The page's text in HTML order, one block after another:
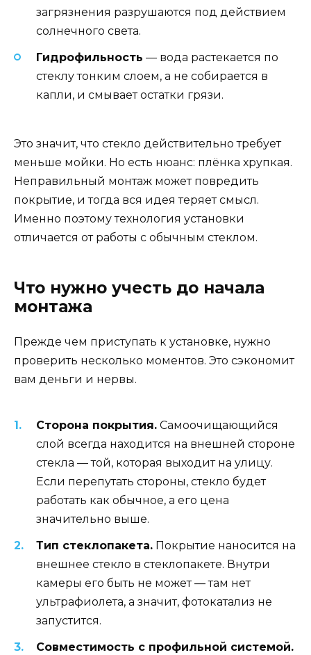
загрязнения разрушаются под действием
солнечного света.
Гидрофильность — вода растекается по
стеклу тонким слоем, а не собирается в
капли, и смывает остатки грязи.
Это значит, что стекло действительно требует
меньше мойки. Но есть нюанс: плёнка хрупкая.
Неправильный монтаж может повредить
покрытие, и тогда вся идея теряет смысл.
Именно поэтому технология установки
отличается от работы с обычным стеклом.
Что нужно учесть до начала
монтажа
Прежде чем приступать к установке, нужно
проверить несколько моментов. Это сэкономит
вам деньги и нервы.
Сторона покрытия. Самоочищающийся
слой всегда находится на внешней стороне
стекла — той, которая выходит на улицу.
Если перепутать стороны, стекло будет
работать как обычное, а его цена
значительно выше.
Тип стеклопакета. Покрытие наносится на
внешнее стекло в стеклопакете. Внутри
камеры его быть не может — там нет
ультрафиолета, а значит, фотокатализ не
запустится.
Совместимость с профильной системой.